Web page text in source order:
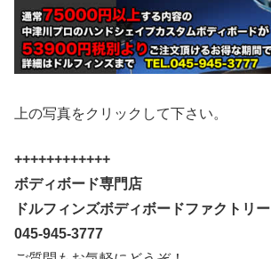
上の写真をクリックして下さい。
++++++++++++
ボディボード専門店
ドルフィンズボディボードファクトリー
045-945-3777